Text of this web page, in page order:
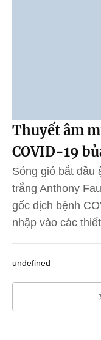
Thuyết âm
COVID-19
Sóng gió bắt đầu
trắng Anthony
gốc dịch bệnh
nhập vào các
undefined